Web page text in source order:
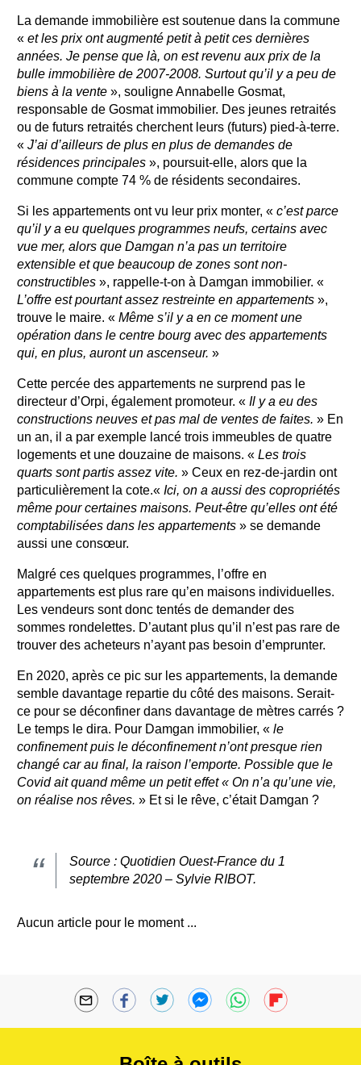
La demande immobilière est soutenue dans la commune
« et les prix ont augmenté petit à petit ces dernières
années. Je pense que là, on est revenu aux prix de la
bulle immobilière de 2007-2008. Surtout qu’il y a peu de
biens à la vente », souligne Annabelle Gosmat,
responsable de Gosmat immobilier. Des jeunes retraités
ou de futurs retraités cherchent leurs (futurs) pied-à-terre.
« J’ai d’ailleurs de plus en plus de demandes de
résidences principales », poursuit-elle, alors que la
commune compte 74 % de résidents secondaires.
Si les appartements ont vu leur prix monter, « c’est parce
qu’il y a eu quelques programmes neufs, certains avec
vue mer, alors que Damgan n’a pas un territoire
extensible et que beaucoup de zones sont non-
constructibles », rappelle-t-on à Damgan immobilier. «
L’offre est pourtant assez restreinte en appartements »,
trouve le maire. « Même s’il y a en ce moment une
opération dans le centre bourg avec des appartements
qui, en plus, auront un ascenseur. »
Cette percée des appartements ne surprend pas le
directeur d’Orpi, également promoteur. « Il y a eu des
constructions neuves et pas mal de ventes de faites. » En
un an, il a par exemple lancé trois immeubles de quatre
logements et une douzaine de maisons. « Les trois
quarts sont partis assez vite. » Ceux en rez-de-jardin ont
particulièrement la cote.« Ici, on a aussi des copropriétés
même pour certaines maisons. Peut-être qu’elles ont été
comptabilisées dans les appartements » se demande
aussi une consœur.
Malgré ces quelques programmes, l’offre en
appartements est plus rare qu’en maisons individuelles.
Les vendeurs sont donc tentés de demander des
sommes rondelettes. D’autant plus qu’il n’est pas rare de
trouver des acheteurs n’ayant pas besoin d’emprunter.
En 2020, après ce pic sur les appartements, la demande
semble davantage repartie du côté des maisons. Serait-
ce pour se déconfiner dans davantage de mètres carrés ?
Le temps le dira. Pour Damgan immobilier, « le
confinement puis le déconfinement n’ont presque rien
changé car au final, la raison l’emporte. Possible que le
Covid ait quand même un petit effet « On n’a qu’une vie,
on réalise nos rêves. » Et si le rêve, c’était Damgan ?
Source : Quotidien Ouest-France du 1
septembre 2020 – Sylvie RIBOT.
Aucun article pour le moment ...